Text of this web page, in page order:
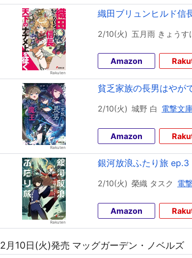
織田ブリュンヒルド信
2/10(火) 五月雨 きょうす
Amazon
貧乏家族の長男はやが
2/10(火) 城野 白 電撃文
Amazon
銀河放浪ふたり旅 ep.3
2/10(火) 榮織 タスク 電
Amazon
2月10日(火)発売 マッグガーデン・ノベルズ